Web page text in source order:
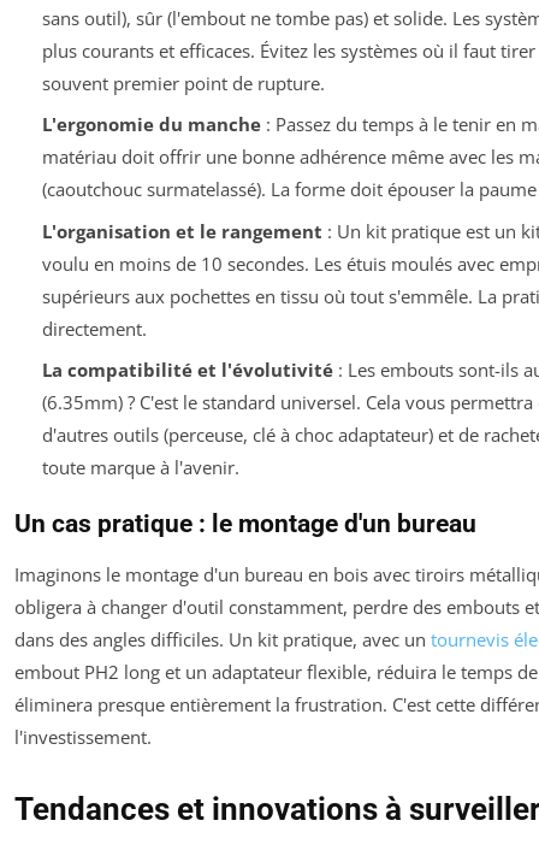
sans outil), sûr (l'embout ne tombe pas) et solide. Les
plus courants et efficaces. Évitez les systèmes où il faut
souvent premier point de rupture.
L'ergonomie du manche: Passez du temps à le tenir en
matériau doit offrir une bonne adhérence même avec les
(caoutchouc surmatelassé). La forme doit épouser la
L'organisation et le rangement : Un kit pratique est un
voulu en moins de 10 secondes. Les étuis moulés avec
supérieurs aux pochettes en tissu où tout s'emmêle. La
directement.
La compatibilité et l'évolutivité: Les embouts sont-ils
(6.35mm) ? C'est le standard universel. Cela vous
d'autres outils (perceuse, clé à choc adaptateur) et de
toute marque à l'avenir.
Un cas pratique : le montage d'un bureau
Imaginons le montage d'un bureau en bois avec tiroirs
obligera à changer d'outil constamment, perdre des embouts
dans des angles difficiles. Un kit pratique, avec un tournevis
embout PH2 long et un adaptateur flexible, réduira le temps
éliminera presque entièrement la frustration. C'est cette
l'investissement.
Tendances et innovations à